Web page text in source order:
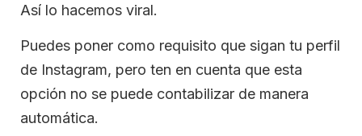
Así lo hacemos viral.
Puedes poner como requisito que sigan tu perfil
de Instagram, pero ten en cuenta que esta
opción no se puede contabilizar de manera
automática.